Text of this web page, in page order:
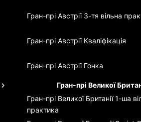
Гран-прі Австрії 3-тя вільна
Гран-прі Австрії Кваліфікація
Гран-прі Австрії Гонка
Гран-прі Великої
Гран-прі Великої Британії 1-ша
практика